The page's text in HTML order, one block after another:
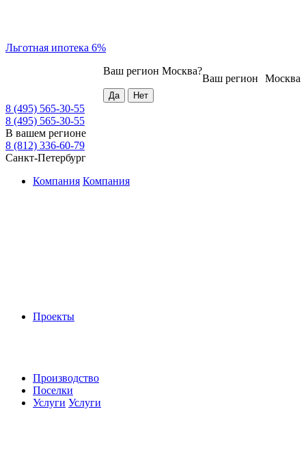
Льготная ипотека 6%
Москва
Ваш регион
Ваш регион Москва?
8 (495) 565-30-55
8 (495) 565-30-55
В вашем регионе
8 (812) 336-60-79
Санкт-Петербург
Компания Компания
Проекты
Производство
Поселки
Услуги Услуги